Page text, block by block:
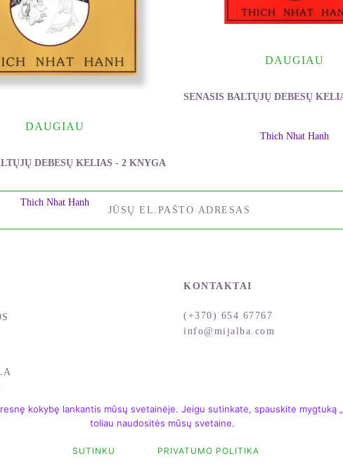
DAUGIAU
DEBESŲ KELIAS - 2 KNYGA
Thich Nhat Hanh
DAUGIAU
SENASIS BALTŲJŲ DEBESŲ
Thich Nhat Hanh
KONTAKTAI
(+370) 654 67767
info@mijalba.com
kokybę lankantis mūsų svetainėje. Jeigu sutinkate, spauskite mygtuką
toliau naudositės mūsų svetaine.
SUTINKU PRIVATUMO POLITIKA